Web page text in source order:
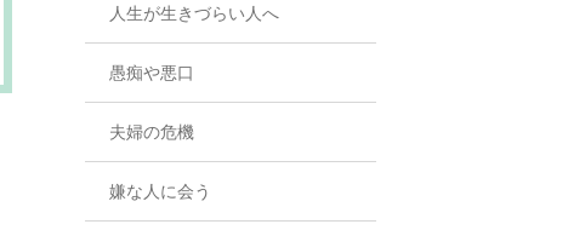
人生が生きづらい人へ
愚痴や悪口
夫婦の危機
嫌な人に会う